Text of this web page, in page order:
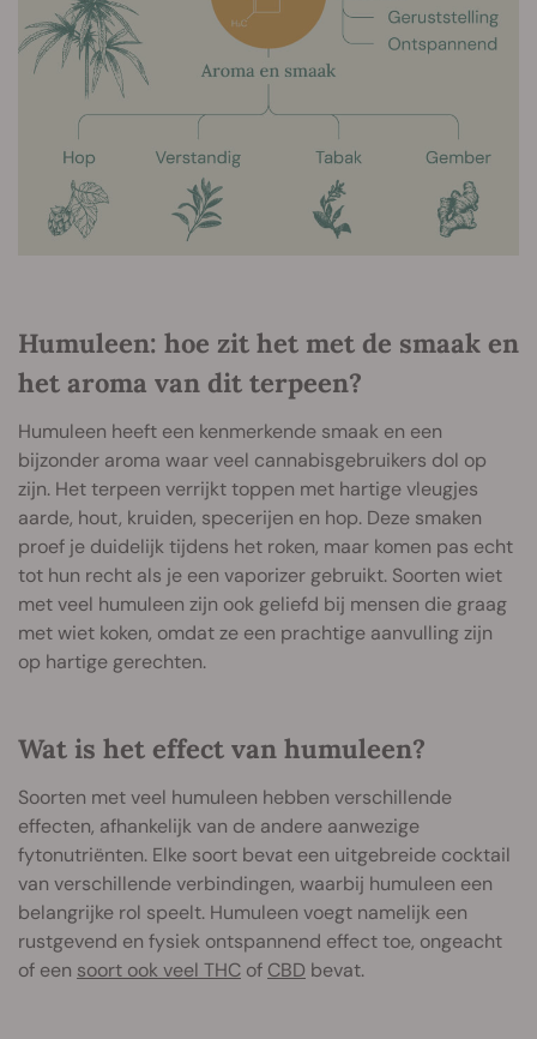
Humuleen: hoe zit het met de smaak en
het aroma van dit terpeen?
Humuleen heeft een kenmerkende smaak en een
bijzonder aroma waar veel cannabisgebruikers dol op
zijn. Het terpeen verrijkt toppen met hartige vleugjes
aarde, hout, kruiden, specerijen en hop. Deze smaken
proef je duidelijk tijdens het roken, maar komen pas echt
tot hun recht als je een vaporizer gebruikt. Soorten wiet
met veel humuleen zijn ook geliefd bij mensen die graag
met wiet koken, omdat ze een prachtige aanvulling zijn
op hartige gerechten.
Wat is het effect van humuleen?
Soorten met veel humuleen hebben verschillende
effecten, afhankelijk van de andere aanwezige
fytonutriënten. Elke soort bevat een uitgebreide cocktail
van verschillende verbindingen, waarbij humuleen een
belangrijke rol speelt. Humuleen voegt namelijk een
rustgevend en fysiek ontspannend effect toe, ongeacht
of een soort ook veel THC of CBD bevat.